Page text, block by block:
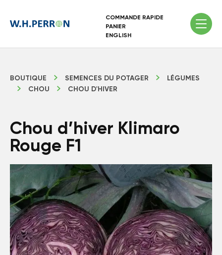
COMMANDE RAPIDE
PANIER
ENGLISH
BOUTIQUE SEMENCES DU POTAGER
LÉGUMES
CHOU
CHOU D'HIVER
Chou d’hiver Klimaro
Rouge F1